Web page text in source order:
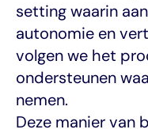
setting waarin
autonomie en
volgen we het
ondersteunen
nemen.
Deze manier van